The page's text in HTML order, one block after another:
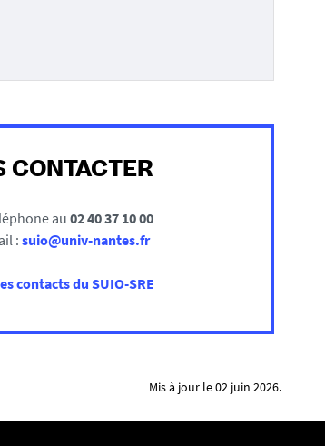
CONTACTER
au02 40 37 10 00
:suio@univ-nantes.fr
contacts du SUIO-SRE
Mis à jour le 02 juin 2026.